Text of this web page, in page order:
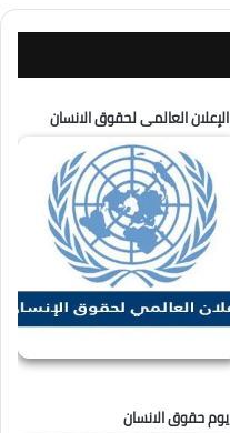
الإعلان العالمى لحقوق الانسان
يوم حقوق الانسان